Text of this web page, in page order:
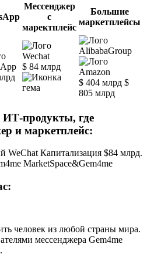
Мессенджер
с
маректплейс
Большие
маркетплейсы
$ 84 млрд
$ 404 млрд $
805 млрд
ИТ-продукты, где
и маркетплейс:
WeChat Капитализация $84 млрд.
MarketSpace&Gem4me
человек из любой страны мира.
мессенджера Gem4me